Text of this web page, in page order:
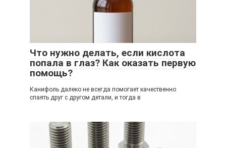
Что нужно делать, если кислота
попала в глаз? Как оказать первую
помощь?
Канифоль далеко не всегда помогает качественно
спаять друг с другом детали, и тогда в